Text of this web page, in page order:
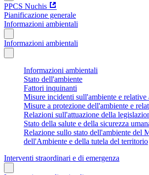
PPCS Nuchis
Pianificazione generale
Informazioni ambientali
Informazioni ambientali
Informazioni ambientali
Stato dell'ambiente
Fattori inquinanti
Misure incidenti sull'ambiente e
Misure a protezione dell'ambiente e
Relazioni sull'attuazione della
Stato della salute e della sicurezza
Relazione sullo stato dell'ambiente del
dell'Ambiente e della tutela del territorio
Interventi straordinari e di emergenza